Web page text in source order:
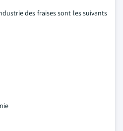
des fraises sont les suivants